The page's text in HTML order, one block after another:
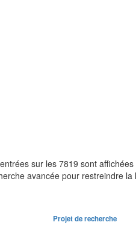
sur les 7819 sont
avancée pour restreindre la
Projet de recherche